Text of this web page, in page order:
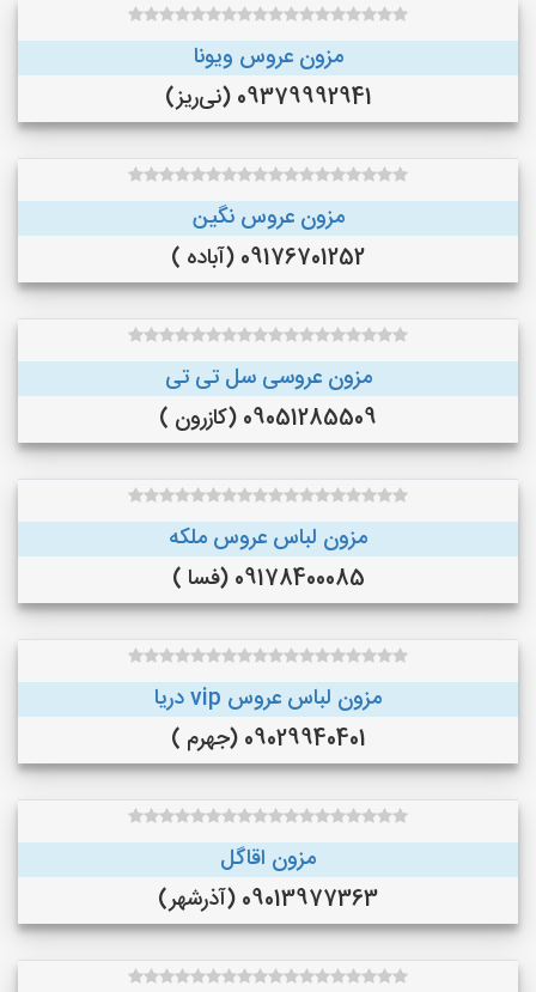
مزون عروس ویونا
09379992941 (نی‌ریز)
مزون عروس نگین
09176701252 (آباده )
مزون عروسی سل تی تی
09051285509 (کازرون )
مزون لباس عروس ملکه
09178400085 (فسا )
مزون لباس عروس vip دریا
09029940401 (جهرم )
مزون اقاگل
09013977363 (آذرشهر)